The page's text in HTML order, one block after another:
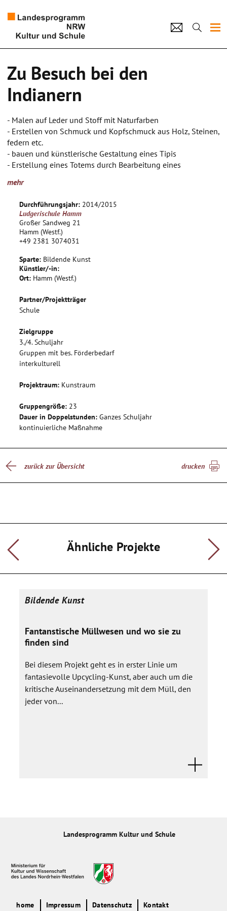
Künstlerpool
Kultur und Schule
home Impressum Datenschutz Kontakt
Zu Besuch bei den
Indianern
- Malen auf Leder und Stoff mit Naturfarben
- Erstellen von Schmuck und Kopfschmuck aus Holz, Steinen,
federn etc.
- bauen und künstlerische Gestaltung eines Tipis
- Erstellung eines Totems durch Bearbeitung eines
Die Schülerinnen sollen aktiv am Entstehungsprozess
auch weitere Ideen entwickeln werden.
mehr
Durchführungsjahr: 2014/2015
Ludgerischule Hamm
Großer Sandweg 21
Hamm (Westf.)
+49 2381 3074031
Sparte: Bildende Kunst
Künstler/-in:
Ort: Hamm (Westf.)
Partner/Projektträger
Schule
Zielgruppe
3./4. Schuljahr
Gruppen mit bes. Förderbedarf
interkulturell
Projektraum: Kunstraum
Gruppengröße: 23
Dauer in Doppelstunden: Ganzes Schuljahr
kontinuierliche Maßnahme
zurück zur Übersicht drucken
Ähnliche Projekte
Bildende Kunst
Fantanstische Müllwesen und wo sie zu
finden sind
Bei diesem Projekt geht es in erster Linie um
fantasievolle Upcycling-Kunst, aber auch um die
kritische Auseinandersetzung mit dem Müll, den
jeder von...
Landesprogramm Kultur und Schule
home Impressum Datenschutz Kontakt